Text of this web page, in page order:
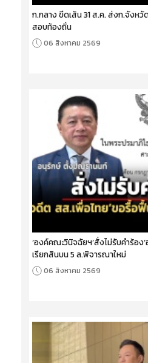
ก.กลาง ขีดเส้น 31 ส.ค. ส่งก.จังหวั
สอบท้องถิ่น
06 สิงหาคม 2569
‘องค์คณะวินิจฉัยฯ’สั่งไม่รับคำร้อง
เรียกสินบน 5 ล.พิจารณาใหม่
06 สิงหาคม 2569